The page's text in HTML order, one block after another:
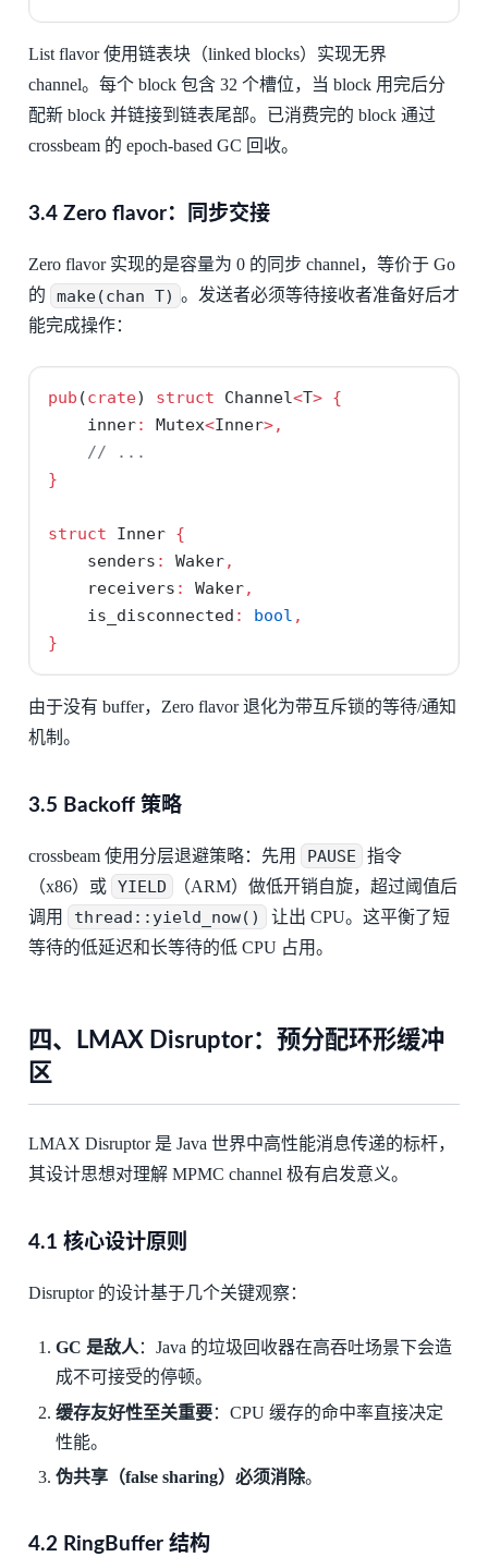
List flavor 使用链表块（linked blocks）实现无界
channel。每个 block 包含 32 个槽位，当 block 用完后分
配新 block 并链接到链表尾部。已消费完的 block 通过
crossbeam 的 epoch-based GC 回收。
3.4 Zero flavor：同步交接
Zero flavor 实现的是容量为 0 的同步 channel，等价于 Go
的
make(chan T) 。发送者必须等待接收者准备好后才
能完成操作：
pub (crate) struct Channel<T> {
    inner
: Mutex<Inner>,
// ...
}
struct Inner {
    senders
: Waker,
    receivers
: Waker,
    is_disconnected
: bool ,
}
由于没有 buffer，Zero flavor 退化为带互斥锁的等待/通知
机制。
3.5 Backoff 策略
crossbeam 使用分层退避策略：先用 PAUSE
指令
（x86）或 YIELD
（ARM）做低开销自旋，超过阈值后
调用
thread::yield_now()
让出 CPU。这平衡了短
等待的低延迟和长等待的低 CPU 占用。
四、LMAX Disruptor：预分配环形缓冲
区
LMAX Disruptor 是 Java 世界中高性能消息传递的标杆，
其设计思想对理解 MPMC channel 极有启发意义。
4.1 核心设计原则
Disruptor 的设计基于几个关键观察：
GC 是敌人 ：Java 的垃圾回收器在高吞吐场景下会造
成不可接受的停顿。
缓存友好性至关重要：CPU 缓存的命中率直接决定
性能。
伪共享（false sharing）必须消除。
4.2 RingBuffer 结构